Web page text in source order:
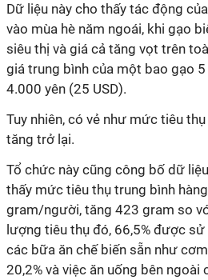
Dữ liệu này cho thấy tác động
vào mùa hè năm ngoái, khi gạo
siêu thị và giá cả tăng vọt trên
giá trung bình của một bao gạo
4.000 yên (25 USD).
Tuy nhiên, có vẻ như mức tiêu
tăng trở lại.
Tổ chức này cũng công bố dữ
thấy mức tiêu thụ trung bình
gram/người, tăng 423 gram so
lượng tiêu thụ đó, 66,5% được
các bữa ăn chế biến sẵn như
20,2% và việc ăn uống bên ngoài